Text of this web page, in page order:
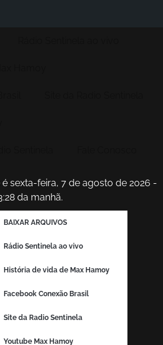
sexta-feira, 7 de agosto de 2026 -
da manhã.
BAIXAR ARQUIVOS
Rádio Sentinela ao vivo
História de vida de Max Hamoy
Facebook Conexão Brasil
Site da Radio Sentinela
Youtube Max Hamoy